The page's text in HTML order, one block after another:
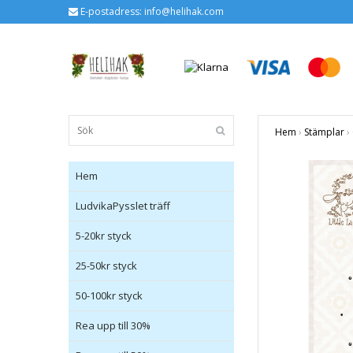
E-postadress: info@helihak.com
Hem
LudvikaPysslet träff
5-20kr styck
25-50kr styck
50-100kr styck
Rea upp till 30%
Hem › Stämplar›